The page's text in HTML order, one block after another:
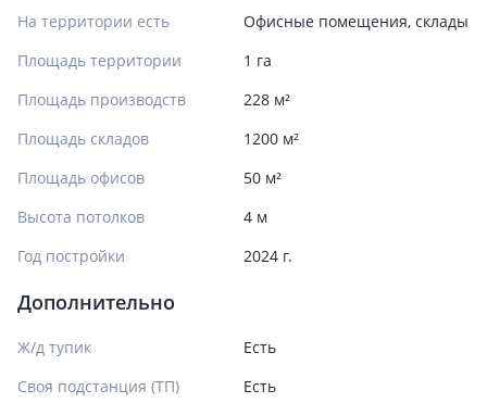
На территории есть
Офисные помещения, склады
Площадь территории
1 га
Площадь производств
228 м²
Площадь складов
1200 м²
Площадь офисов
50 м²
Высота потолков
4 м
Год постройки
2024 г.
Дополнительно
Ж/д тупик
Есть
Своя подстанция (ТП)
Есть